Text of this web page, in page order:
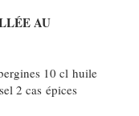
AU
10 cl huile
2 cas épices